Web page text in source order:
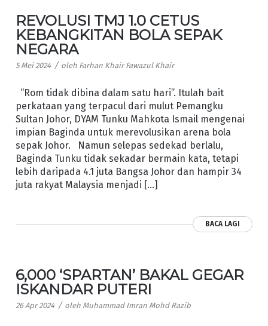
REVOLUSI TMJ 1.0 CETUS
KEBANGKITAN BOLA SEPAK
NEGARA
5 Mei 2024 / oleh Farhan Khair Fawazul Khair
“Rom tidak dibina dalam satu hari”. Itulah bait
perkataan yang terpacul dari mulut Pemangku
Sultan Johor, DYAM Tunku Mahkota Ismail mengenai
impian Baginda untuk merevolusikan arena bola
sepak Johor. Namun selepas sedekad berlalu,
Baginda Tunku tidak sekadar bermain kata, tetapi
lebih daripada 4.1 juta Bangsa Johor dan hampir 34
juta rakyat Malaysia menjadi […]
BACA LAGI
6,000 ‘SPARTAN’ BAKAL GEGAR
ISKANDAR PUTERI
26 Apr 2024 / oleh Muhammad Imran Mohd Razib